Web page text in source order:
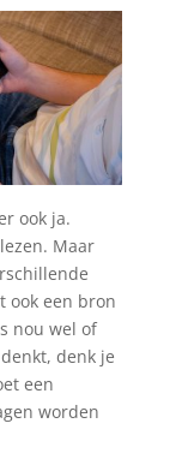
ook ja.
Maar
ook een bron
nou wel of
denk je
een
worden